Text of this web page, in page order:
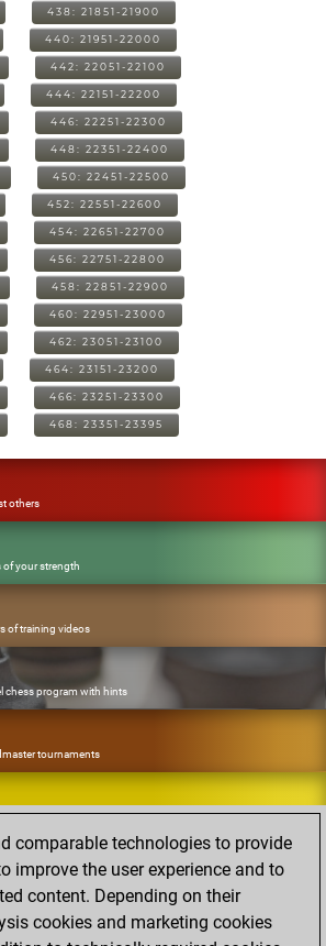
438: 21851-21900
440: 21951-22000
442: 22051-22100
444: 22151-22200
446: 22251-22300
448: 22351-22400
450: 22451-22500
452: 22551-22600
454: 22651-22700
456: 22751-22800
458: 22851-22900
460: 22951-23000
462: 23051-23100
464: 23151-23200
466: 23251-23300
468: 23351-23395
others
of your strength
of training videos
chess program with hints
tournaments
openings
own games in the cloud
comparable technologies to provide
improve the user experience and to
content. Depending on their
cookies and marketing cookies